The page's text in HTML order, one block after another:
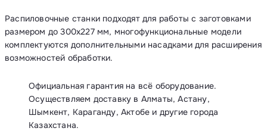
Распиловочные станки подходят для работы с заготовками
размером до 300х227 мм, многофункциональные модели
комплектуются дополнительными насадками для расширения
возможностей обработки.
Официальная гарантия на всё оборудование.
Осуществляем доставку в Алматы, Астану,
Шымкент, Караганду, Актобе и другие города
Казахстана.